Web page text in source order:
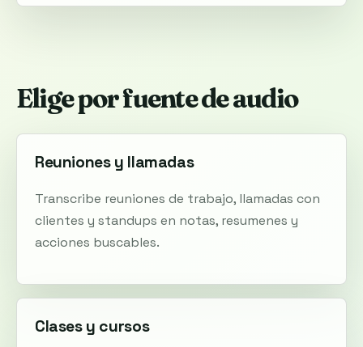
Elige por fuente de audio
Reuniones y llamadas
Transcribe reuniones de trabajo, llamadas con
clientes y standups en notas, resumenes y
acciones buscables.
Clases y cursos